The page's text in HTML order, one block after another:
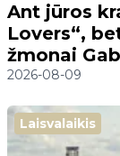
Ant jūros
Lovers“,
žmonai
2026-08-09
Laisvalaikis